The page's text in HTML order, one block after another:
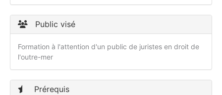
Public visé
Formation à l'attention d'un public de juristes en droit de
l'outre-mer
Prérequis